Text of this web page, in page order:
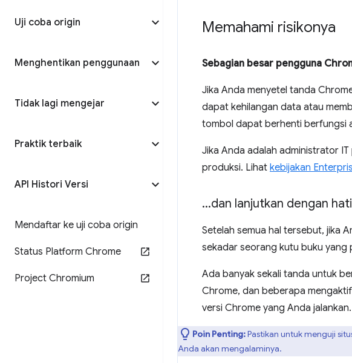
Uji coba origin
Menghentikan penggunaan
Tidak lagi mengejar
Praktik terbaik
API Histori Versi
Mendaftar ke uji coba origin
Status Platform Chrome
Project Chromium
Memahami risikonya
Sebagian besar pengguna
Jika Anda menyetel tanda
dapat kehilangan data atau
tombol dapat berhenti berfungsi
Jika Anda adalah administrator
produksi. Lihat kebijakan
...dan lanjutkan dengan
Setelah semua hal tersebut, jika
sekadar seorang kutu buku
Ada banyak sekali tanda untuk
Chrome, dan beberapa
versi Chrome yang Anda jalankan.
Poin Penting:Pastikan untuk menguji
Anda akan mengalaminya.